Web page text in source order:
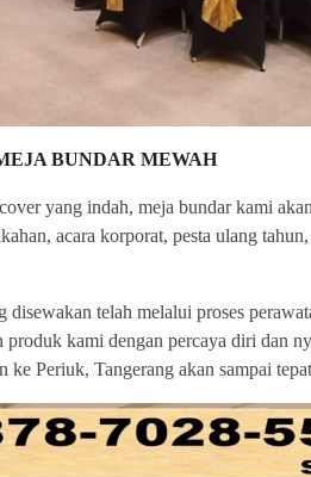
BUNDAR MEWAH
yang indah, meja bundar kami
acara korporat, pesta ulang tahun,
telah melalui proses
produk kami dengan percaya diri dan
Periuk, Tangerang akan sampai